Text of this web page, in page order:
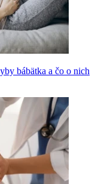
bábätka a čo o nich